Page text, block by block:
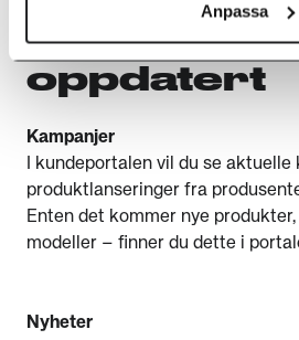
Anpassa
Hold deg
oppdatert
Kampanjer
I kundeportalen vil du se aktuelle
produktlanseringer fra
Enten det kommer nye
modeller – finner du dette i
Nyheter